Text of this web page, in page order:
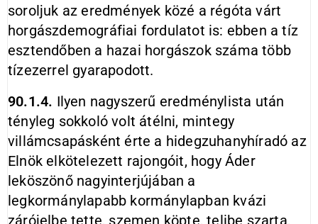
soroljuk az eredmények közé a régóta várt
horgászdemográfiai fordulatot is: ebben a tíz
esztendőben a hazai horgászok száma több
tízezerrel gyarapodott.
90.1.4. Ilyen nagyszerű eredménylista után
tényleg sokkoló volt átélni, mintegy
villámcsapásként érte a hidegzuhanyhíradó az
Elnök elkötelezett rajongóit, hogy Áder
leköszönő nagyinterjújában a
legkormánylapabb kormánylapban kvázi
zárójelbe tette, szemen köpte, telibe szarta,